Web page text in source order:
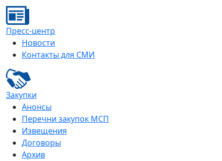
Пресс-центр
Новости
Контакты для СМИ
Закупки
Анонсы
Перечни закупок МСП
Извещения
Договоры
Архив